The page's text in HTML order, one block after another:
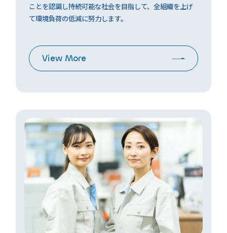
ことを認識し持続可能な社会を目指して、全組織を上げ
て環境負荷の低減に努力します。
View More